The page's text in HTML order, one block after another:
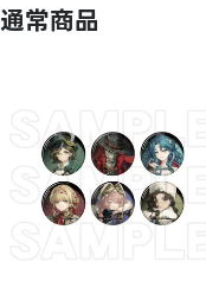
通常商品